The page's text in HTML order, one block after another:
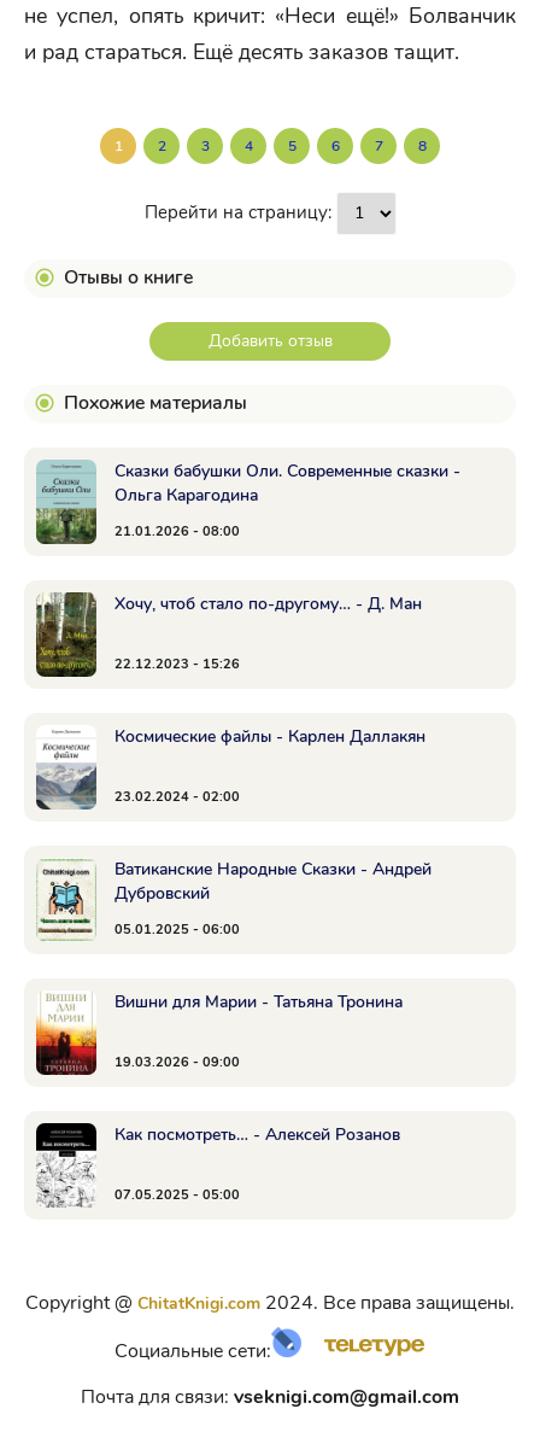
не успел, опять кричит: «Неси ещё!» Болванчик
и рад стараться. Ещё десять заказов тащит.
1 2 3 4 5 6 7 8
Перейти на страницу:
Отывы о книге
Добавить отзыв
Похожие материалы
Сказки бабушки Оли. Современные сказки -
Ольга Карагодина
21.01.2026 - 08:00
Хочу, чтоб стало по-другому… - Д. Ман
22.12.2023 - 15:26
Космические файлы - Карлен Даллакян
23.02.2024 - 02:00
Ватиканские Народные Сказки - Андрей
Дубровский
05.01.2025 - 06:00
Вишни для Марии - Татьяна Тронина
19.03.2026 - 09:00
Как посмотреть… - Алексей Розанов
07.05.2025 - 05:00
Copyright @ ChitatKnigi.com 2024. Все права защищены.
Социальные сети:
Почта для связи: vseknigi.com@gmail.com